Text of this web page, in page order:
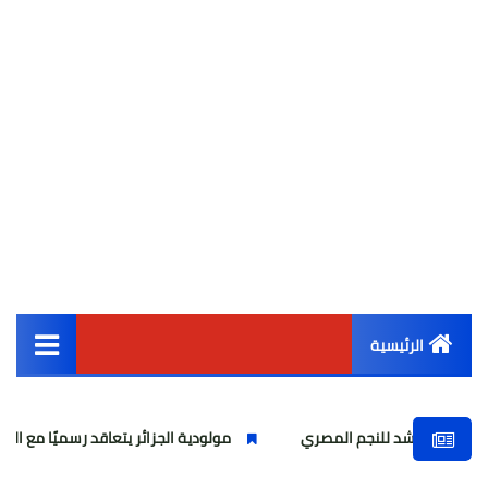
الرئيسية
أخبار مصر
للنجم المصري مولودية الجزائر يتعاقد رسميًا مع